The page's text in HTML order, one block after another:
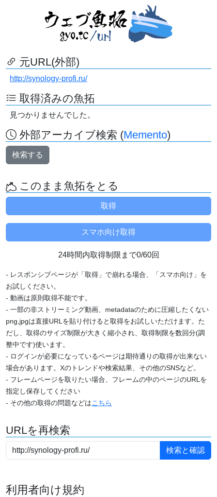
元URL(外部)
http://synology-profi.ru/
取得済みの魚拓
見つかりませんでした。
外部アーカイブ検索 (Memento)
検索する
このまま魚拓をとる
24時間内取得制限まで0/60回
- レスポンシブページが「取得」で崩れる場合、「スマホ向け」を
お試しください。
- 動画は原則取得不能です。
- 一部の非ストリーミング動画、metadataのために圧縮したくない
png,jpgは直接URLを貼り付けると取得をお試しいただけます。た
だし、取得のサイズ制限が大きく縮小され、取得制限を数回分(調
整中です)使います。
- ログインが必要になっているページは期待通りの取得が出来ない
場合があります。Xのトレンドや検索結果、その他のSNSなど。
- フレームページを取りたい場合、フレームの中のページのURLを
指定し保存してください
- その他の取得の問題などはこちら
URLを再検索
利用者向け規約